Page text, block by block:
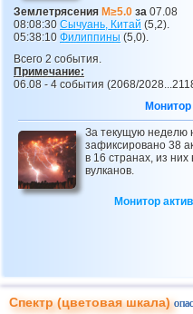
28 Турция
29 Хорватия
30 Сент-Винсент и
Боливия
33 Коста-Рика
34 Румыния
Центральная Америка
38 ДР
Землетрясения M≥5.0 за 07.08
08:08:30 Сычуань, Китай (5,2).
05:38:10 Филиппины (5,0).
Всего 2 события.
Примечание:
06.08 - 4 события (2068/
За текущую неделю
зафиксировано 38
в 16 странах, из них
вулканов.
Монитор
Спектр (цветовая шкала)